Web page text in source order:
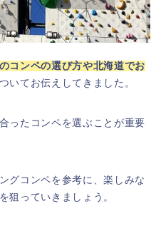
コンペの選び方や北海道でお
いてお伝えしてきました。
ったコンペを選ぶことが重要
グコンペを参考に、楽しみな
狙っていきましょう。